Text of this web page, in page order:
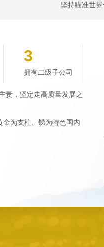
坚持瞄准世
3
拥有二级子公司
责，坚定走高质量发展之
金为支柱、锑为特色国内